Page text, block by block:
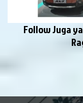
Follow Juga